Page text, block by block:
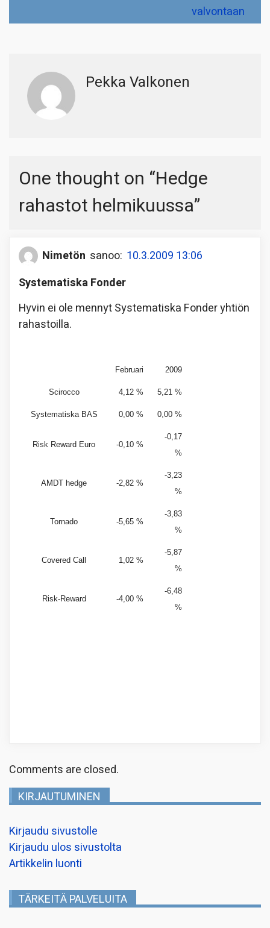
valvontaan
Pekka Valkonen
One thought on “Hedge
rahastot helmikuussa”
Nimetön sanoo: 10.3.2009 13:06
Systematiska Fonder
Hyvin ei ole mennyt Systematiska Fonder yhtiön
rahastoilla.
Februari 2009
Scirocco 4,12 % 5,21 %
Systematiska BAS 0,00 % 0,00 %
Risk Reward Euro -0,10 %
-0,17
%
AMDT hedge -2,82 %
-3,23
%
Tornado -5,65 %
-3,83
%
Covered Call 1,02 %
-5,87
%
Risk-Reward -4,00 %
-6,48
%
Comments are closed.
KIRJAUTUMINEN
Kirjaudu sivustolle
Kirjaudu ulos sivustolta
Artikkelin luonti
TÄRKEITÄ PALVELUITA